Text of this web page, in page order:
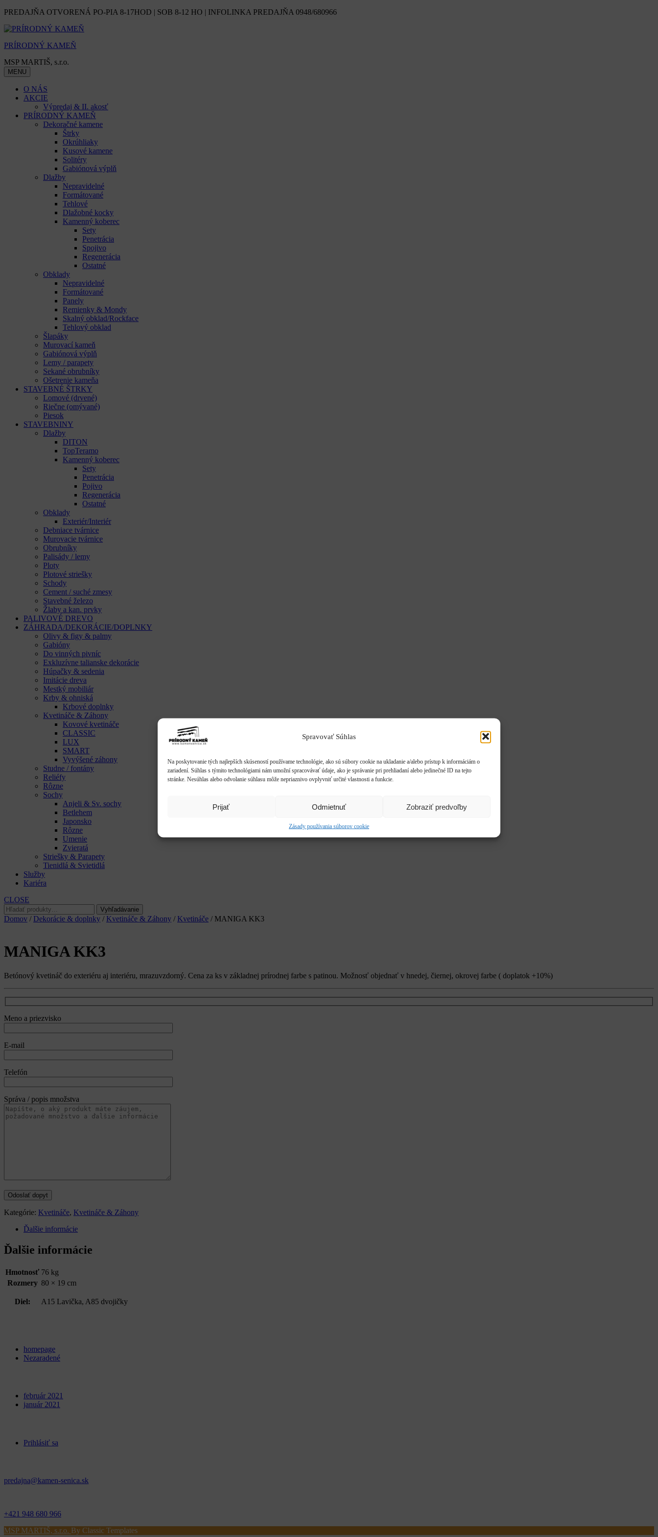
Spravovať Súhlas
Na poskytovanie tých najlepších skúseností používame technológie, ako sú súbory cookie na ukladanie a/alebo prístup k informáciám o
zariadení. Súhlas s týmito technológiami nám umožní spracovávať údaje, ako je správanie pri prehliadaní alebo jedinečné ID na tejto
stránke. Nesúhlas alebo odvolanie súhlasu môže nepriaznivo ovplyvniť určité vlastnosti a funkcie.
Prijať Odmietnuť Zobraziť predvoľby
Zásady používania súborov cookie
Skip
content
PREDAJŇA OTVORENÁ PO-PIA 8-17HOD | SOB 8-12 HO | INFOLINKA PREDAJŇA 0948/680966
PRÍRODNÝ KAMEŇ
MSP MARTIŠ, s.r.o.
MENU
O NÁS
AKCIE
Výpredaj & II. akosť
PRÍRODNÝ KAMEŇ
Dekoračné kamene
Štrky
Okrúhliaky
Kusové kamene
Solitéry
Gabiónová výplň
Dlažby
Nepravidelné
Formátované
Tehlové
Dlažobné kocky
Kamenný koberec
Sety
Penetrácia
Spojivo
Regenerácia
Ostatné
Obklady
Nepravidelné
Formátované
Panely
Remienky & Mondy
Skalný obklad/Rockface
Tehlový obklad
Šlapáky
Murovací kameň
Gabiónová výplň
Lemy / parapety
Sekané obrubníky
Ošetrenie kameňa
STAVEBNÉ ŠTRKY
Lomové (drvené)
Riečne (omývané)
Piesok
STAVEBNINY
Dlažby
DITON
TopTeramo
Kamenný koberec
Sety
Penetrácia
Pojivo
Regenerácia
Ostatné
Obklady
Exteriér/Interiér
Debniace tvárnice
Murovacie tvárnice
Obrubníky
Palisády / lemy
Ploty
Plotové striešky
Schody
Cement / suché zmesy
Stavebné železo
Žlaby a kan. prvky
PALIVOVÉ DREVO
ZÁHRADA/DEKORÁCIE/DOPLNKY
Olivy & figy & palmy
Gabióny
Do vinných pivníc
Exkluzívne talianske dekorácie
Húpačky & sedenia
Imitácie dreva
Mestký mobiliár
Krby & ohniská
Krbové doplnky
Kvetináče & Záhony
Kovové kvetináče
CLASSIC
LUX
SMART
Vyvýšené záhony
Studne / fontány
Reliéfy
Rôzne
Sochy
Anjeli & Sv. sochy
Betlehem
Japonsko
Rôzne
Umenie
Zvieratá
Striešky & Parapety
Tienidlá & Svietidlá
Služby
Kariéra
CLOSE
Hľadať:
Vyhľadávanie
Domov / Dekorácie & doplnky / Kvetináče & Záhony / Kvetináče / MANIGA KK3
MANIGA KK3
Betónový kvetináč do exteriéru aj interiéru, mrazuvzdorný. Cena za ks v základnej prírodnej farbe s patinou. Možnosť objednať v hnedej, čiernej, okrovej farbe ( doplatok +10%)
Meno a priezvisko
E-mail
Telefón
Správa / popis množstva
Kategórie: Kvetináče, Kvetináče & Záhony
Ďalšie informácie
Ďalšie informácie
Hmotnosť 76 kg
Rozmery 80 × 19 cm
Diel: A15 Lavička, A85 dvojičky
homepage
Nezaradené
február 2021
január 2021
Prihlásiť sa
predajna@kamen-senica.sk
+421 948 680 966
MSP MARTIŠ, s.r.o. By Classic Templates